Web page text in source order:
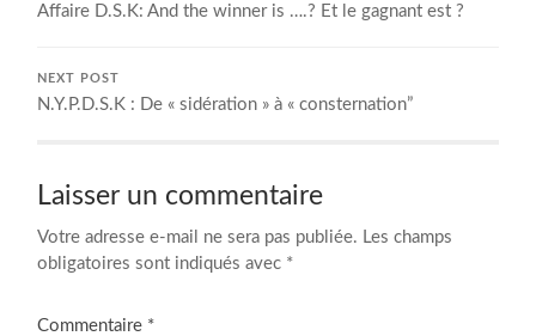
Affaire D.S.K: And the winner is ….? Et le gagnant est ?
NEXT POST
N.Y.P.D.S.K : De « sidération » à « consternation”
Laisser un commentaire
Votre adresse e-mail ne sera pas publiée. Les champs
obligatoires sont indiqués avec *
Commentaire *